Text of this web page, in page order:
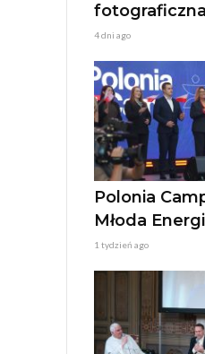
4 dni ago
Polonia
Młoda
1 tydzień ago